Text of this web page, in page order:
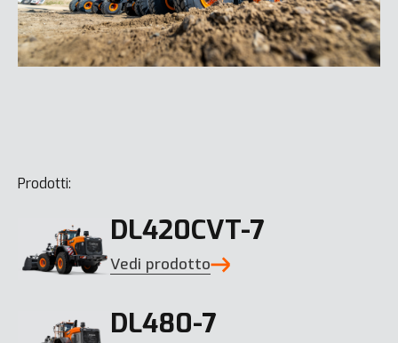
Prodotti:
DL420CVT-7
Vedi prodotto
DL480-7